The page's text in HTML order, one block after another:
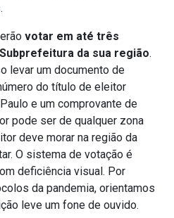
votar em até três
da sua região.
levar um documento de
do título de eleitor
e um comprovante de
pode ser de qualquer zona
deve morar na região da
O sistema de votação é
deficiência visual. Por
da pandemia, orientamos
leve um fone de ouvido.